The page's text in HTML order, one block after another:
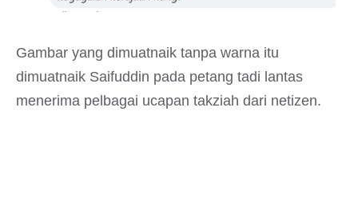
Gambar yang dimuatnaik tanpa warna itu
dimuatnaik Saifuddin pada petang tadi lantas
menerima pelbagai ucapan takziah dari netizen.